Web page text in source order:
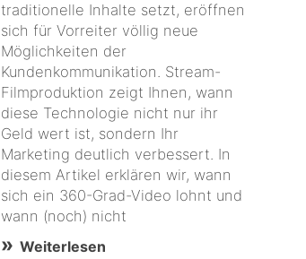
traditionelle Inhalte setzt, eröffnen
sich für Vorreiter völlig neue
Möglichkeiten der
Kundenkommunikation. Stream-
Filmproduktion zeigt Ihnen, wann
diese Technologie nicht nur ihr
Geld wert ist, sondern Ihr
Marketing deutlich verbessert. In
diesem Artikel erklären wir, wann
sich ein 360-Grad-Video lohnt und
wann (noch) nicht
Weiterlesen